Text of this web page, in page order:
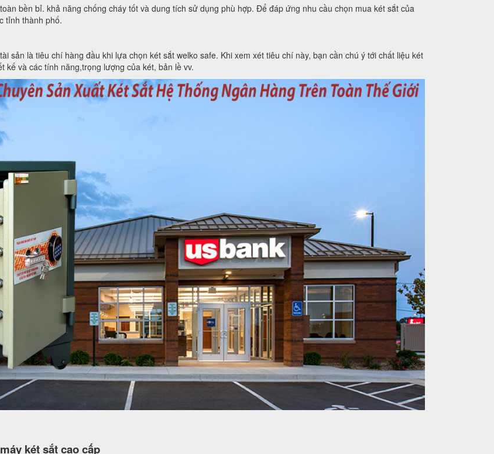
bền bỉ. khả năng chống cháy tốt và dung tích sử dụng phù hợp. Để đáp ứng nhu cầu chọn mua két sắt của
tỉnh thành phố.
sản là tiêu chí hàng đầu khi lựa chọn két sắt welko safe. Khi xem xét tiêu chí này, bạn cần chú ý tới chất liệu két
kế và các tính năng,trọng lượng của két, bản lề vv.
két sắt cao cấp